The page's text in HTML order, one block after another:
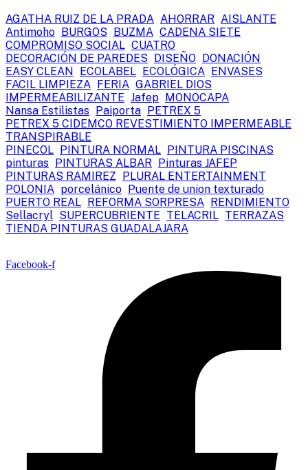
AGATHA RUIZ DE LA PRADA AHORRAR AISLANTE
Antimoho
BURGOS BUZMA CADENA SIETE
COMPROMISO SOCIAL CUATRO
DECORACIÓN DE PAREDES
DISEÑO
DONACIÓN
EASY CLEAN
ECOLABEL ECOLÓGICA
ENVASES
FACIL LIMPIEZA
FERIA GABRIEL DIOS
IMPERMEABILIZANTE Jafep
MONOCAPA
Nansa Estilistas
Paiporta
PETREX 5
PETREX 5 CIDEMCO REVESTIMIENTO IMPERMEABLE
TRANSPIRABLE
PINECOL
PINTURA NORMAL
PINTURA PISCINAS
pinturas
PINTURAS ALBAR
Pinturas JAFEP
PINTURAS RAMIREZ
PLURAL ENTERTAINMENT
POLONIA porcelánico
Puente de union texturado
PUERTO REAL
REFORMA SORPRESA
RENDIMIENTO
Sellacryl SUPERCUBRIENTE TELACRIL TERRAZAS
TIENDA PINTURAS GUADALAJARA
Facebook-f